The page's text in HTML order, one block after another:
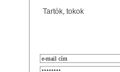
Tartók, tokok